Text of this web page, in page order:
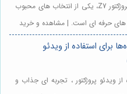
ویدئو پروژکتور در تهران - ویدئو پروژکتور Z7، یکی از انتخاب های محبوب
های حرفه ای است. | مشاهده و خرید
برای استفاده از ویدئو
از ویدئو پروژکتور ، تجربه ای جذاب و